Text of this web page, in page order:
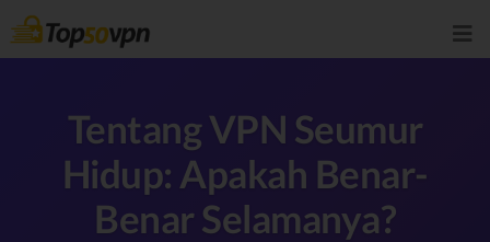
Tentang VPN Seumur
Hidup: Apakah Benar-
Benar Selamanya?